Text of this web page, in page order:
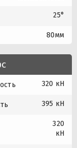
25°
80мм
320 кН
395 кН
320
кН